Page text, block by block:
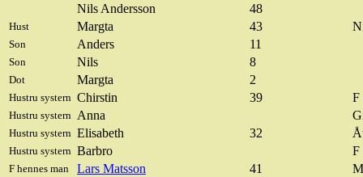
Nils Andersson 48
Hust Margta 43
Son Anders 11
Son Nils 8
Dot Margta 2
Hustru systern Chirstin 39 F
Hustru systern Anna
Hustru systern Elisabeth 32
Hustru systern Barbro F
F hennes man Lars Matsson 41